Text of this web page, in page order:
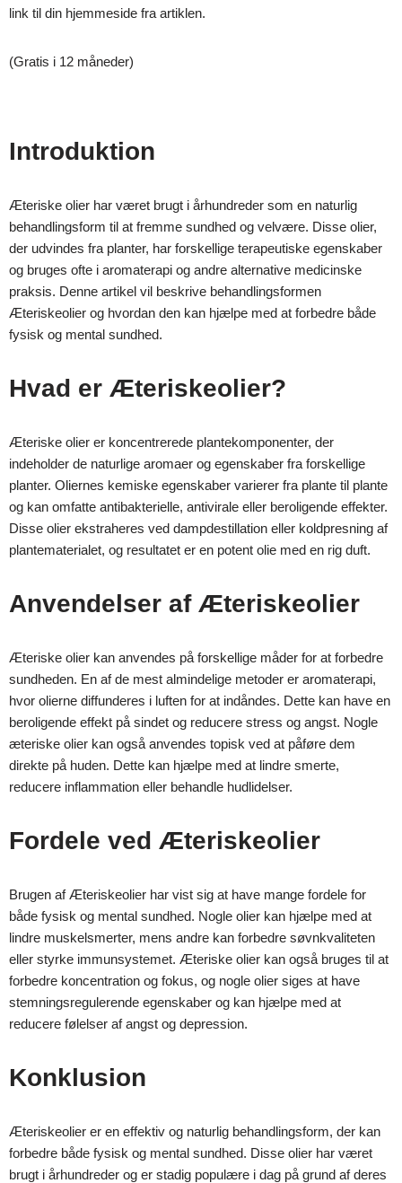
link til din hjemmeside fra artiklen.
(Gratis i 12 måneder)
Introduktion
Æteriske olier har været brugt i århundreder som en naturlig
behandlingsform til at fremme sundhed og velvære. Disse olier,
der udvindes fra planter, har forskellige terapeutiske egenskaber
og bruges ofte i aromaterapi og andre alternative medicinske
praksis. Denne artikel vil beskrive behandlingsformen
Æteriskeolier og hvordan den kan hjælpe med at forbedre både
fysisk og mental sundhed.
Hvad er Æteriskeolier?
Æteriske olier er koncentrerede plantekomponenter, der
indeholder de naturlige aromaer og egenskaber fra forskellige
planter. Oliernes kemiske egenskaber varierer fra plante til plante
og kan omfatte antibakterielle, antivirale eller beroligende effekter.
Disse olier ekstraheres ved dampdestillation eller koldpresning af
plantematerialet, og resultatet er en potent olie med en rig duft.
Anvendelser af Æteriskeolier
Æteriske olier kan anvendes på forskellige måder for at forbedre
sundheden. En af de mest almindelige metoder er aromaterapi,
hvor olierne diffunderes i luften for at indåndes. Dette kan have en
beroligende effekt på sindet og reducere stress og angst. Nogle
æteriske olier kan også anvendes topisk ved at påføre dem
direkte på huden. Dette kan hjælpe med at lindre smerte,
reducere inflammation eller behandle hudlidelser.
Fordele ved Æteriskeolier
Brugen af Æteriskeolier har vist sig at have mange fordele for
både fysisk og mental sundhed. Nogle olier kan hjælpe med at
lindre muskelsmerter, mens andre kan forbedre søvnkvaliteten
eller styrke immunsystemet. Æteriske olier kan også bruges til at
forbedre koncentration og fokus, og nogle olier siges at have
stemningsregulerende egenskaber og kan hjælpe med at
reducere følelser af angst og depression.
Konklusion
Æteriskeolier er en effektiv og naturlig behandlingsform, der kan
forbedre både fysisk og mental sundhed. Disse olier har været
brugt i århundreder og er stadig populære i dag på grund af deres